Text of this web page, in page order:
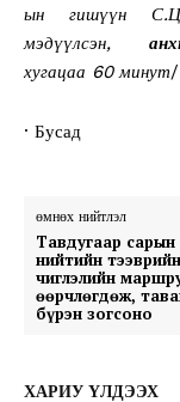
ын гишүүн
мэдүүлсэн,
хугацаа 60 минут/
· Бусад
өмнөх нийтлэл
Тавдугаар сарын
нийтийн
чиглэлийн
өөрчлөгдөж,
бүрэн зогсоно
ХАРИУ ҮЛДЭЭХ